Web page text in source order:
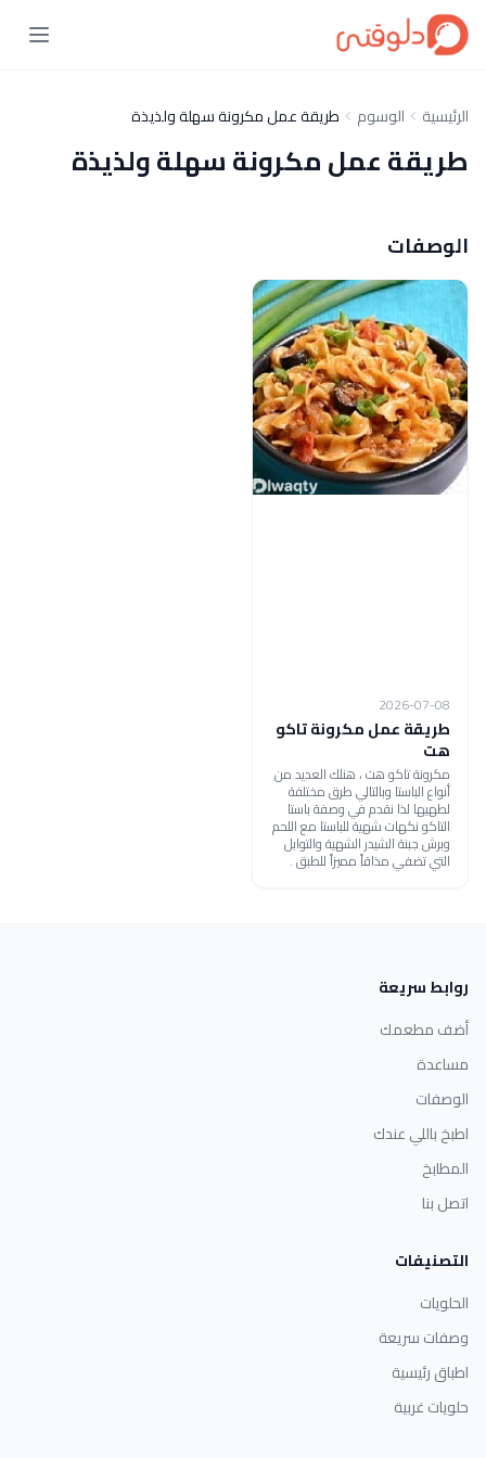
الرئيسية الوسوم طريقة عمل مكرونة سهلة ولذيذة
طريقة عمل مكرونة سهلة ولذيذة
الوصفات
2026-07-08
طريقة عمل مكرونة تاكو
هت
مكرونة تاكو هت ، هنلك العديد من
أنواع الباستا وبالتالي طرق مختلفة
لطهيها لذا نقدم في وصفة باستا
التاكو نكهات شهية للباستا مع اللحم
وبرش جبنة الشيدر الشهية والتوابل
التي تضفي مذاقاً مميزاً للطبق .
روابط سريعة
أضف مطعمك
مساعدة
الوصفات
اطبخ باللي عندك
المطابخ
اتصل بنا
التصنيفات
الحلويات
وصفات سريعة
اطباق رئيسية
حلويات غربية